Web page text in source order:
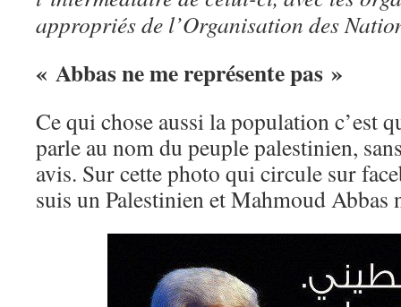
appropriés de l’Organisation des
« Abbas ne me représente pas »
Ce qui chose aussi la population c’est
parle au nom du peuple palestinien,
avis. Sur cette photo qui circule sur
suis un Palestinien et Mahmoud Abbas